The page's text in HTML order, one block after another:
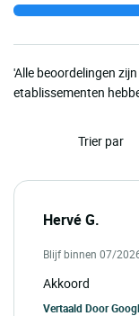
'Alle beoordelingen
etablissementen
Trier par
Hervé G.
Blijf binnen 07/
Akkoord
Vertaald Door